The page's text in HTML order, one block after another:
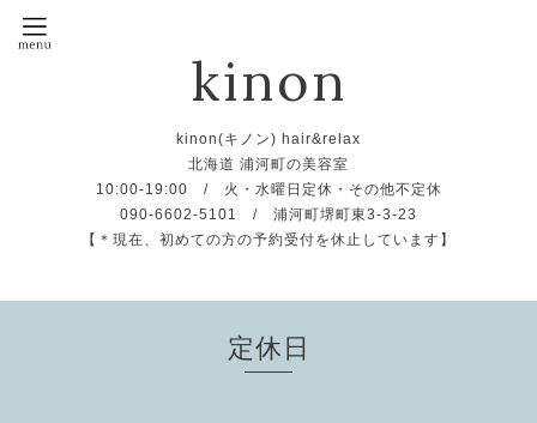
kinon
kinon(キノン) hair&relax
北海道 浦河町の美容室
10:00-19:00 / 火・水曜日定休・その他不定休
090-6602-5101 / 浦河町堺町東3-3-23
【＊現在、初めての方の予約受付を休止しています】
定休日